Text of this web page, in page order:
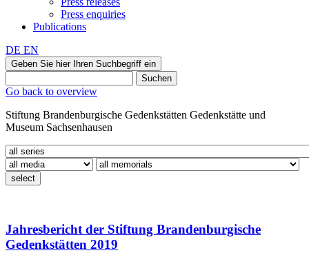
Press enquiries
Publications
DE EN
Geben Sie hier Ihren Suchbegriff ein
Suchen
Go back to overview
Stiftung Brandenburgische Gedenkstätten Gedenkstätte und
Museum Sachsenhausen
select
Jahresbericht der Stiftung Brandenburgische
Gedenkstätten 2019